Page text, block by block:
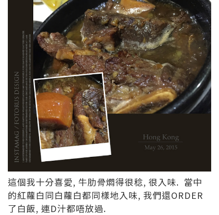
這個我十分喜愛, 牛肋骨燜得很稔, 很入味. 當中
的紅蘿白同白蘿白都同樣地入味, 我們還ORDER
了白飯, 連D汁都唔放過.